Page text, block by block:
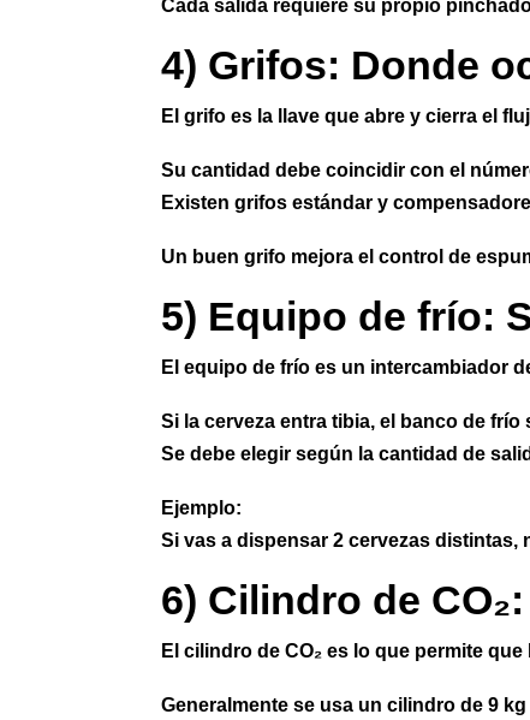
Cada salida requiere su propio
4) Grifos: Donde
El grifo es la llave que abre y cierra el
Su cantidad debe coincidir con el
Existen grifos estándar y
Un buen grifo mejora el control de
5) Equipo de frío:
El equipo de frío es un intercambiador
Si la cerveza entra tibia, el banco de
Se debe elegir según la cantidad de
Ejemplo:
Si vas a dispensar 2 cervezas
6) Cilindro de
El cilindro de CO₂ es lo que permite
Generalmente se usa un cilindro de 9